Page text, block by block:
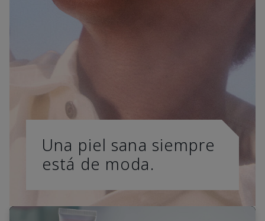
Una piel sana siempre
está de moda.